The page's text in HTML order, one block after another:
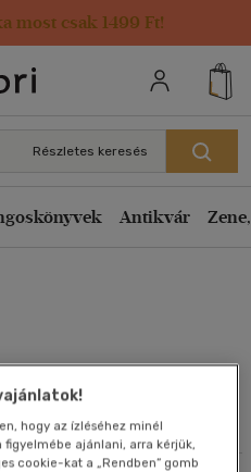
most csak 1499 Ft!
adatai
Részletes keresés
Antikvár
csökkenő
hogy az ízléséhez minél
ajánlani, arra kérjük,
cookie-kat a „Rendben” gomb